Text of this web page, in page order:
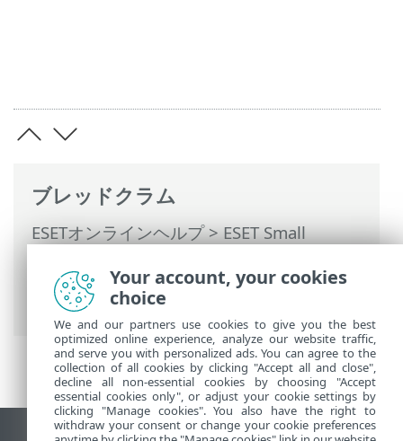
ブレッドクラム
ESETオンラインヘルプ>ESET Small
アログウィンドウ - インストール > アクテ
ィベーション > 登録
Your account, your cookies
choice
We and our partners use cookies to give you the best
optimized online experience, analyze our website traffic,
and serve you with personalized ads. You can agree to the
collection of all cookies by clicking "Accept all and close",
decline all non-essential cookies by choosing "Accept
essential cookies only", or adjust your cookie settings by
clicking "Manage cookies". You also have the right to
withdraw your consent or change your cookie preferences